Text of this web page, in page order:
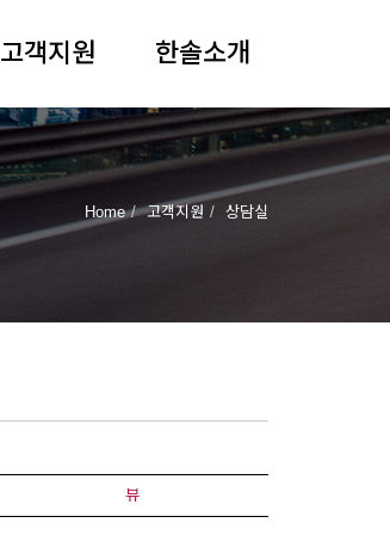
고객지원 한솔소개
Home 고객지원 상담실
뷰